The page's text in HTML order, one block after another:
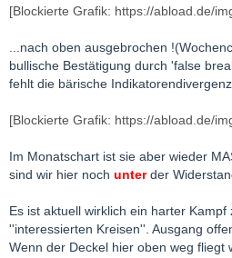
[Blockierte Grafik: https://abload.de/
...nach oben ausgebrochen
bullische Bestätigung durch 'false
fehlt die bärische Indikatorendivergenz.
[Blockierte Grafik: https://abload.de/
Im Monatschart ist sie aber wieder
sind wir hier noch unterder
Es ist aktuell wirklich ein harter
''interessierten Kreisen''. Ausgang
Wenn der Deckel hier oben weg fliegt